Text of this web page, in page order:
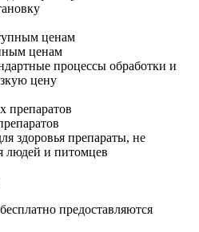
ценам
процессы обработки и
цену
здоровья препараты, не
людей и питомцев
предоставляются